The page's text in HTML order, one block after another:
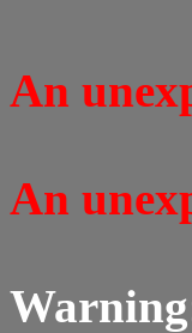
An
An
Warning